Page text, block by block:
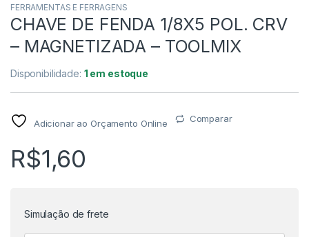
FERRAMENTAS E FERRAGENS
CHAVE DE FENDA 1/8X5 POL. CRV
– MAGNETIZADA – TOOLMIX
Disponibilidade: 1 em estoque
Adicionar ao Orçamento Online Comparar
R$1,60
Simulação de frete